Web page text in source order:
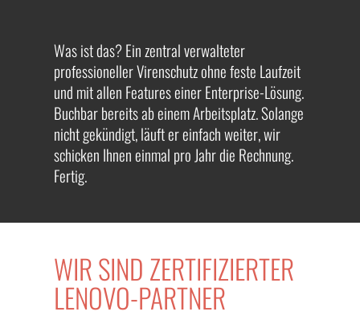
Was ist das? Ein zentral verwalteter
professioneller Virenschutz ohne feste Laufzeit
und mit allen Features einer Enterprise-Lösung.
Buchbar bereits ab einem Arbeitsplatz. Solange
nicht gekündigt, läuft er einfach weiter, wir
schicken Ihnen einmal pro Jahr die Rechnung.
Fertig.
WIR SIND ZERTIFIZIERTER
LENOVO-PARTNER